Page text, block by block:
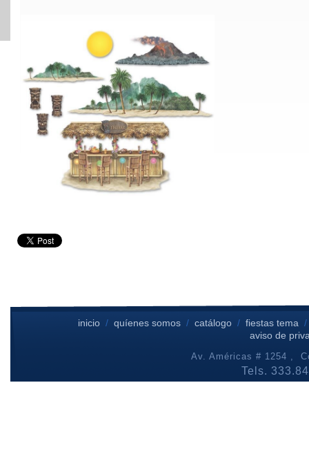
inicio /quíenes somos /catálogo / fiestas tema
aviso de
Av. Américas # 1254 ,
Tels.